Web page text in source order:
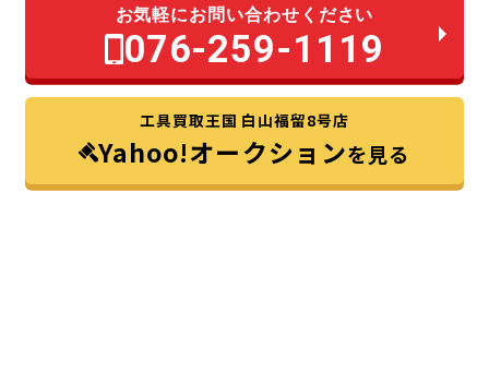
お気軽にお問い合わせください
076-259-1119
工具買取王国 白山福留8号店
Yahoo!オークションを見る